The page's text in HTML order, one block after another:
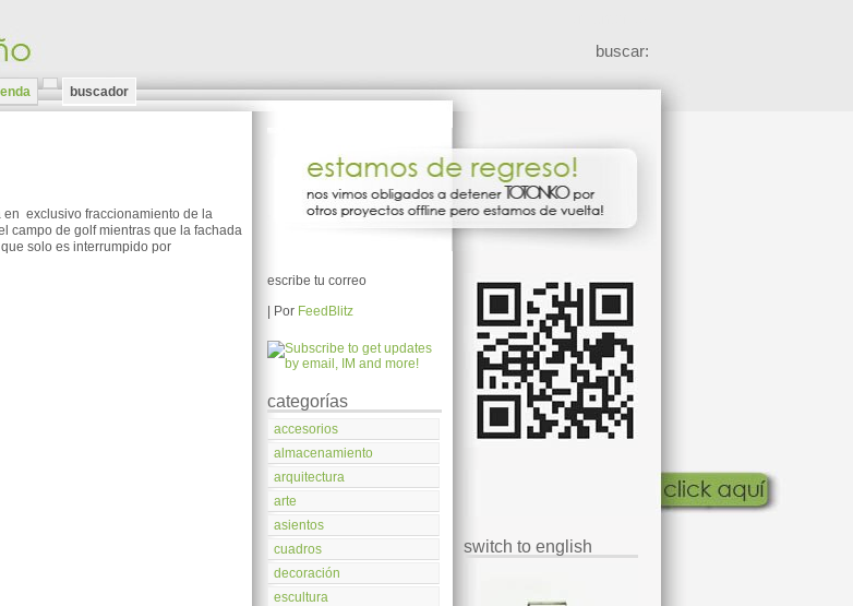
buscar:
buscador
en exclusivo fraccionamiento de la
campo de golf mientras que la fachada
solo es interrumpido por
escribe tu correo
| Por FeedBlitz
categorías
accesorios
almacenamiento
arquitectura
arte
asientos
cuadros
decoración
escultura
switch to english